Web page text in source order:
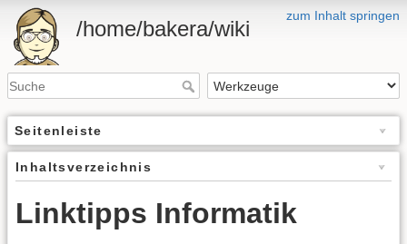
zum Inhalt springen
/home/bakera/wiki
Seitenleiste
Inhaltsverzeichnis
Linktipps Informatik